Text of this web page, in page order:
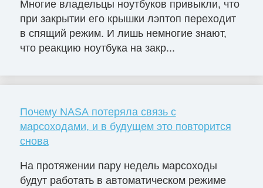
Многие владельцы ноутбуков привыкли, что
при закрытии его крышки лэптоп переходит
в спящий режим. И лишь немногие знают,
что реакцию ноутбука на закр...
Почему NASA потеряла связь с
марсоходами, и в будущем это повторится
снова
На протяжении пару недель марсоходы
будут работать в автоматическом режиме